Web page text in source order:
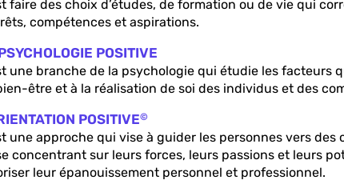
faire des choix d’études, de formation ou de vie qui
compétences et aspirations.
POSITIVE
une branche de la psychologie qui étudie les facteurs
être et à la réalisation de soi des individus et des
POSITIVE©
une approche qui vise à guider les personnes vers des
concentrant sur leurs forces, leurs passions et leurs
leur épanouissement personnel et professionnel.